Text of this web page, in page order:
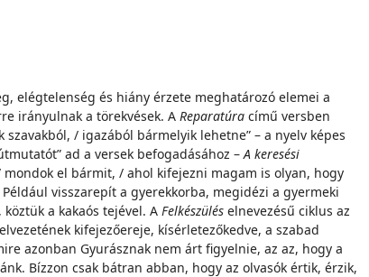
elégtelenség és hiány érzete meghatározó elemei a
irányulnak a törekvések. A Reparatúra című versben
/ igazából bármelyik lehetne” – a nyelv képes
ad a versek befogadásához –A keresési
el bármit, / ahol kifejezni magam is olyan, hogy
visszarepít a gyerekkorba, megidézi a gyermeki
a kakaós tejével. A Felkészülés elnevezésű ciklus az
kifejezőereje, kísérletezőkedve, a szabad
azonban Gyurásznak nem árt figyelnie, az az, hogy a
Bízzon csak bátran abban, hogy az olvasók értik, érzik,